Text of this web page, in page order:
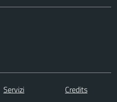
Servizi
Credits